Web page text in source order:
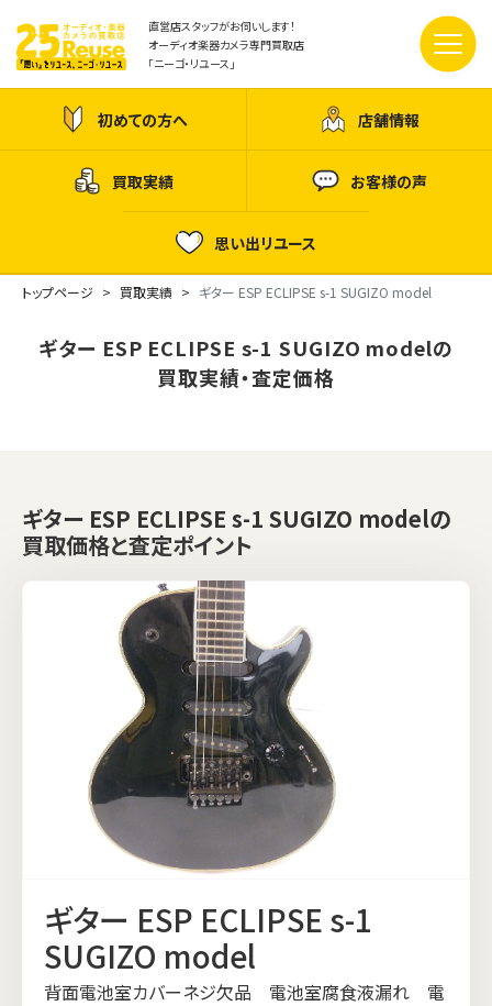
直営店スタッフがお伺いします！
オーディオ楽器カメラ専門買取店
「ニーゴ・リユース」
初めての方へ 店舗情報
買取実績 お客様の声
思い出リユース
トップページ 買取実績 ギター ESP ECLIPSE s-1 SUGIZO model
ギター ESP ECLIPSE s-1 SUGIZO modelの
買取実績・査定価格
ギター ESP ECLIPSE s-1 SUGIZO modelの
買取価格と査定ポイント
ギター ESP ECLIPSE s-1
SUGIZO model
背面電池室カバーネジ欠品 電池室腐食液漏れ 電